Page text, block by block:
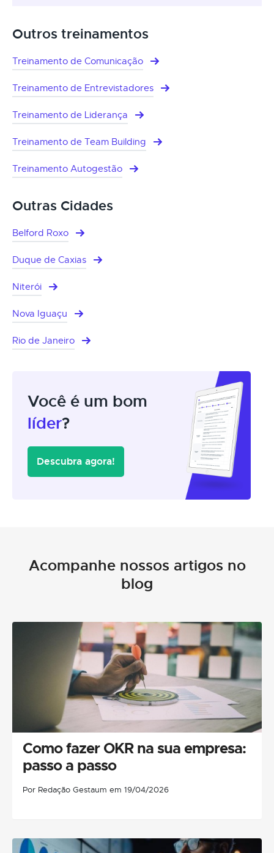
Outros treinamentos
Treinamento de Comunicação
Treinamento de Entrevistadores
Treinamento de Liderança
Treinamento de Team Building
Treinamento Autogestão
Outras Cidades
Belford Roxo
Duque de Caxias
Niterói
Nova Iguaçu
Rio de Janeiro
Você é um bom
líder?
Descubra agora!
Acompanhe nossos artigos no
blog
Como fazer OKR na sua empresa:
passo a passo
Por Redação Gestaum em 19/04/2026